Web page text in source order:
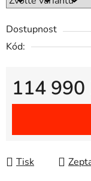
Dostupnost
Kód:
114 990
Měrná cena:
Tisk